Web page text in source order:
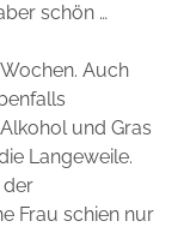
schön …
Auch
und Gras
Langeweile.
der
Frau schien nur